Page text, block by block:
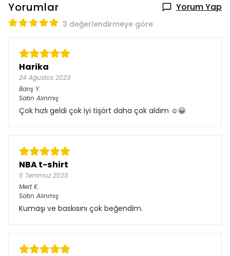
Yorumlar Yorum Yap
3 değerlendirmeye göre
Harika
24 Ağustos 2023
Barış Y.
Satın Alınmış
Çok hızlı geldi çok iyi tişört daha çok aldım ☺️😀
NBA t-shirt
5 Temmuz 2023
Mert K.
Satın Alınmış
Kumaşı ve baskısını çok beğendim.